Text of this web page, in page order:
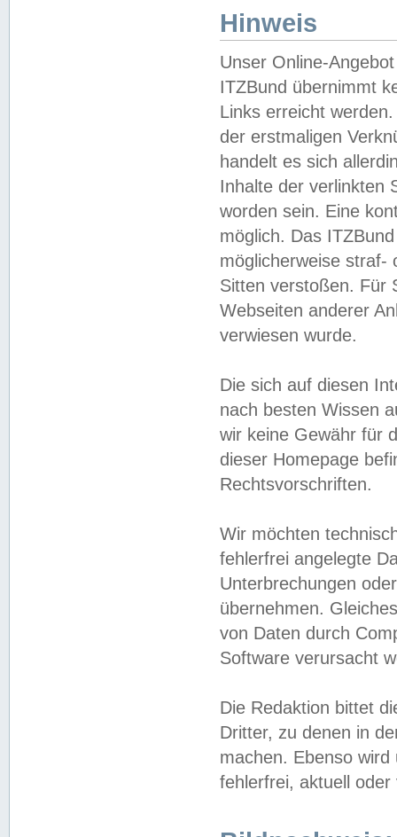
Hinweis
Unser Online-
ITZBund übernimmt
Links erreicht
der erstmaligen
handelt es sich
Inhalte der verlinkten
worden sein. Eine
möglich. Das
möglicherweise straf-
Sitten verstoßen. Für
Webseiten anderer
verwiesen wurde.
Die sich auf diesen
nach besten Wissen
wir keine Gewähr für
dieser Homepage
Rechtsvorschriften.
Wir möchten
fehlerfrei angelegte
Unterbrechungen
übernehmen.
von Daten durch
Software verursacht
Die Redaktion bittet
Dritter, zu denen in
machen. Ebenso
fehlerfrei, aktuell oder